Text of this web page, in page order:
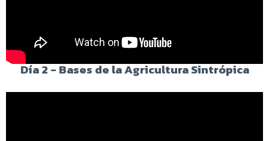
Día 2 - Bases de la Agricultura Sintrópica